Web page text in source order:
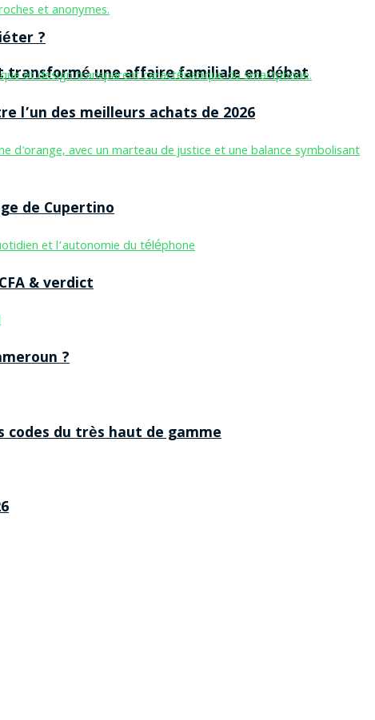
transformé une affaire familiale en débat
?
l’un des meilleurs achats de 2026
de Cupertino
& verdict
?
codes du très haut de gamme